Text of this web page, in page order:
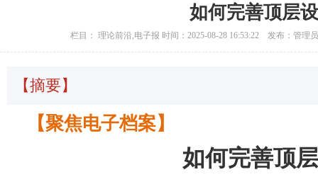
如何完善顶层
栏目： 理论前沿,电子报 时间：2025-08-28 16:53:22 发布：管理
【摘要】
【聚焦电子档案】
如何完善顶